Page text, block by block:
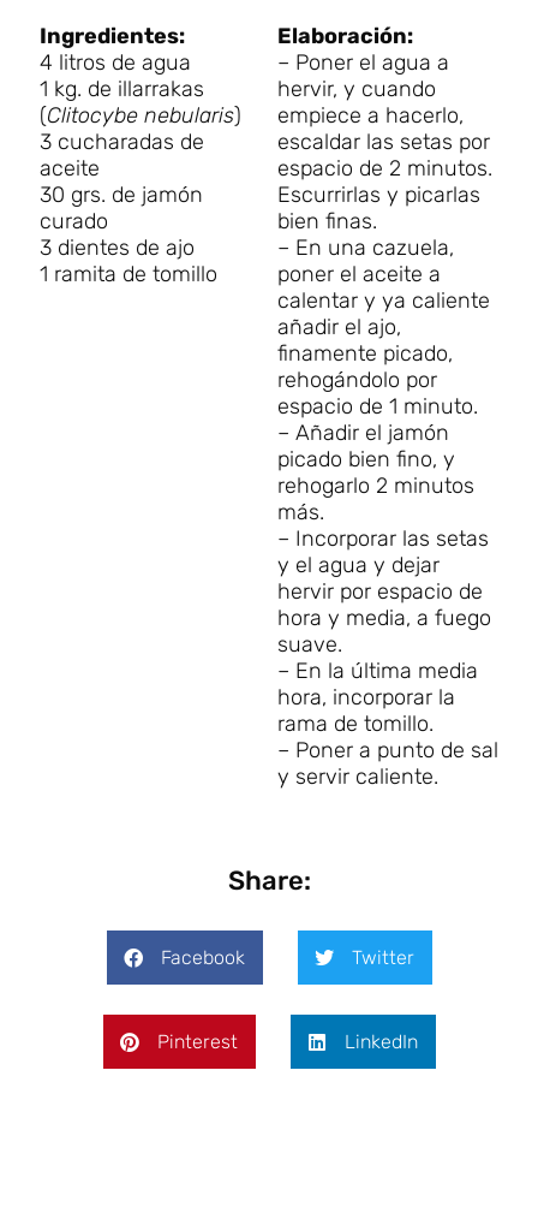
Ingredientes:
4 litros de agua
1 kg. de illarrakas
(Clitocybe nebularis)
3 cucharadas de
aceite
30 grs. de jamón
curado
3 dientes de ajo
1 ramita de tomillo
Elaboración:
– Poner el agua a
hervir, y cuando
empiece a hacerlo,
escaldar las setas por
espacio de 2 minutos.
Escurrirlas y picarlas
bien finas.
– En una cazuela,
poner el aceite a
calentar y ya caliente
añadir el ajo,
finamente picado,
rehogándolo por
espacio de 1 minuto.
– Añadir el jamón
picado bien fino, y
rehogarlo 2 minutos
más.
– Incorporar las setas
y el agua y dejar
hervir por espacio de
hora y media, a fuego
suave.
– En la última media
hora, incorporar la
rama de tomillo.
– Poner a punto de sal
y servir caliente.
Share:
Facebook Twitter
Pinterest LinkedIn